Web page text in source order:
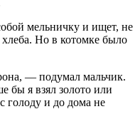
мельничку и ищет, не
хлеба. Но в котомке было
— подумал мальчик.
бы я взял золото или
голоду и до дома не